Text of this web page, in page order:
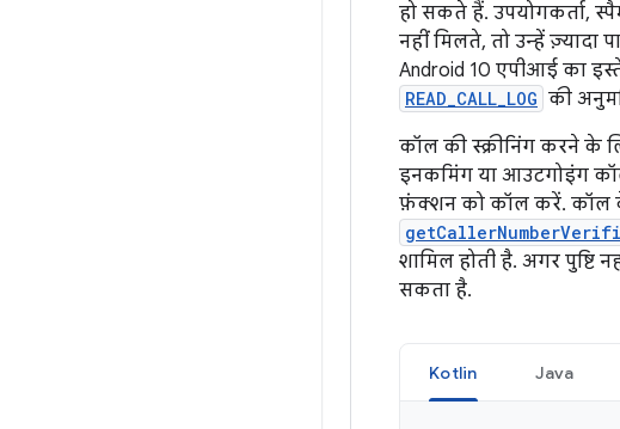
हो सकते हैं. उपयोगकर्ता,
नहीं मिलते, तो उन्हें ज़्यादा
Android 10 एपीआई का
READ_CALL_LOG की
कॉल की स्क्रीनिंग करने के
इनकमिंग या आउटगोइंग
फ़ंक्शन को कॉल करें. कॉल के
शामिल होती है. अगर
सकता है.
Kotlin Java